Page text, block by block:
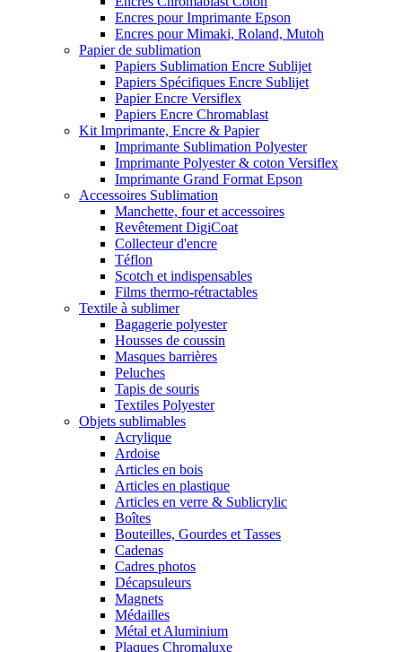
Encres pour Imprimante Epson
Encres pour Mimaki, Roland, Mutoh
Papier de sublimation
Papiers Sublimation Encre Sublijet
Papiers Spécifiques Encre Sublijet
Papier Encre Versiflex
Papiers Encre Chromablast
Kit Imprimante, Encre & Papier
Imprimante Sublimation Polyester
Imprimante Polyester & coton Versiflex
Imprimante Grand Format Epson
Accessoires Sublimation
Manchette, four et accessoires
Revêtement DigiCoat
Collecteur d'encre
Téflon
Scotch et indispensables
Films thermo-rétractables
Textile à sublimer
Bagagerie polyester
Housses de coussin
Masques barrières
Peluches
Tapis de souris
Textiles Polyester
Objets sublimables
Acrylique
Ardoise
Articles en bois
Articles en plastique
Articles en verre & Sublicrylic
Boîtes
Bouteilles, Gourdes et Tasses
Cadenas
Cadres photos
Décapsuleurs
Magnets
Médailles
Métal et Aluminium
Plaques Chromaluxe